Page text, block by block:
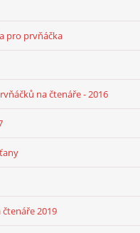
pro prvňáčka
na čtenáře - 2016
2019